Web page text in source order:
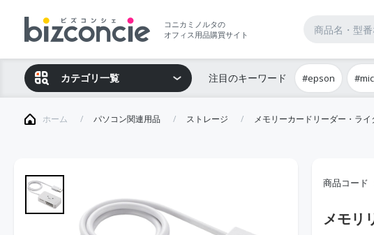
コニカミノルタの
オフィス用品購買サイト
カテゴリ一覧 注目のキーワード #epson
ホーム パソコン関連用品 ストレージ メモリーカードリーダー・ライ
商品コード
メモリ